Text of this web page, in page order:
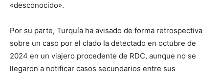
«desconocido».
Por su parte, Turquía ha avisado de forma retrospectiva
sobre un caso por el clado Ia detectado en octubre de
2024 en un viajero procedente de RDC, aunque no se
llegaron a notificar casos secundarios entre sus